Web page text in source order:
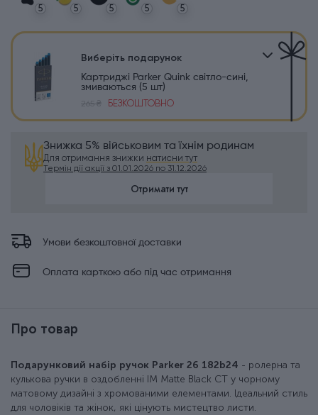
5 5 5 5 5
Виберіть подарунок
Картриджі Parker Quink світло-сині,
змиваються (5 шт)
265 ₴
БЕЗКОШТОВНО
Знижка 5% військовим та їхнім родинам
Для отримання знижки натисни тут
Термін дії акції з 01.01.2026 по 31.12.2026
Отримати тут
Умови безкоштовної доставки
Оплата карткою або під час отримання
Про товар
Подарунковий набір ручок Parker 26 182b24 - ролерна та
кулькова ручки в оздобленні IM Matte Black CT у чорному
матовому дизайні з хромованими елементами. Ідеальний стиль
для чоловіків та жінок, які цінують мистецтво листи.